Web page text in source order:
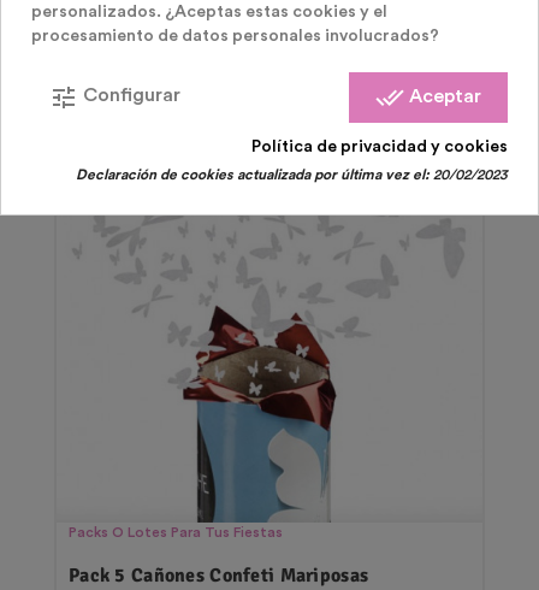
Packs O Lotes Para Tus Fiestas
Pack 5 Cañones Confeti Mariposas
personalizados. ¿Aceptas estas cookies y el
procesamiento de datos personales involucrados?
done_all Aceptar
tune Configurar
Política de privacidad y cookies
Declaración de cookies actualizada por última vez el:20/02/2023